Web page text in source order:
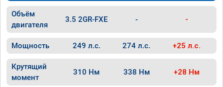
Объём
двигателя
3.5 2GR-FXE - -
Мощность 249 л.с. 274 л.с. +25 л.с.
Крутящий
момент
310 Нм 338 Нм +28 Нм